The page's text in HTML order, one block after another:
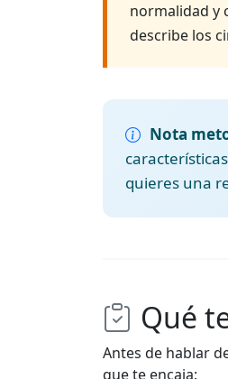
normalidad y
describe los
Nota
quieres una
Qué
Antes de hablar
que te encaja: